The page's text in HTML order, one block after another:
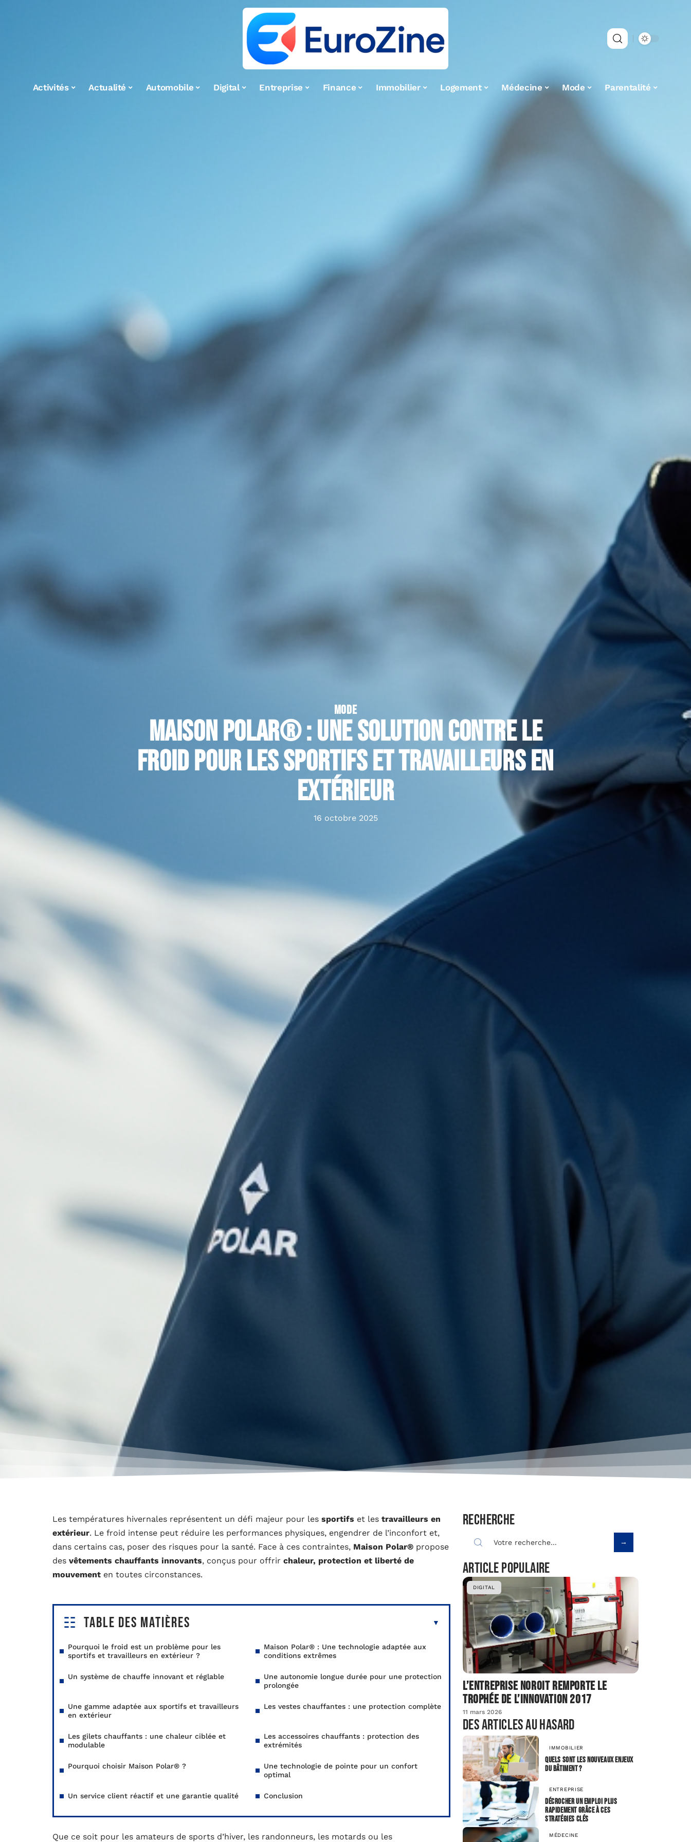
Activités Actualité Automobile Digital Entreprise Finance Immobilier Logement Médecine Mode Parentalité
MODE
Maison Polar® : Une solution contre le
froid pour les sportifs et travailleurs en
extérieur
16 octobre 2025
Les températures hivernales représentent un défi majeur pour les sportifs et les travailleurs en
extérieur. Le froid intense peut réduire les performances physiques, engendrer de l’inconfort et,
dans certains cas, poser des risques pour la santé. Face à ces contraintes, Maison Polar® propose
des vêtements chauffants innovants, conçus pour offrir chaleur, protection et liberté de
mouvement en toutes circonstances.
Table des matières
Pourquoi le froid est un problème pour les
sportifs et travailleurs en extérieur ?
Maison Polar® : Une technologie adaptée aux
conditions extrêmes
Un système de chauffe innovant et réglable
Une autonomie longue durée pour une protection
prolongée
Une gamme adaptée aux sportifs et travailleurs
en extérieur
Les vestes chauffantes : une protection complète
Les gilets chauffants : une chaleur ciblée et
modulable
Les accessoires chauffants : protection des
extrémités
Pourquoi choisir Maison Polar® ?
Une technologie de pointe pour un confort
optimal
Un service client réactif et une garantie qualité Conclusion
Que ce soit pour les amateurs de sports d’hiver, les randonneurs, les motards ou les
Recherche
Article populaire
DIGITAL
L’entreprise Noroit remporte le
Trophée de l’Innovation 2017
11 mars 2026
Des articles au hasard
IMMOBILIER
Quels sont les nouveaux enjeux
du bâtiment ?
ENTREPRISE
Décrocher un emploi plus
rapidement grâce à ces
stratégies clés
MÉDECINE